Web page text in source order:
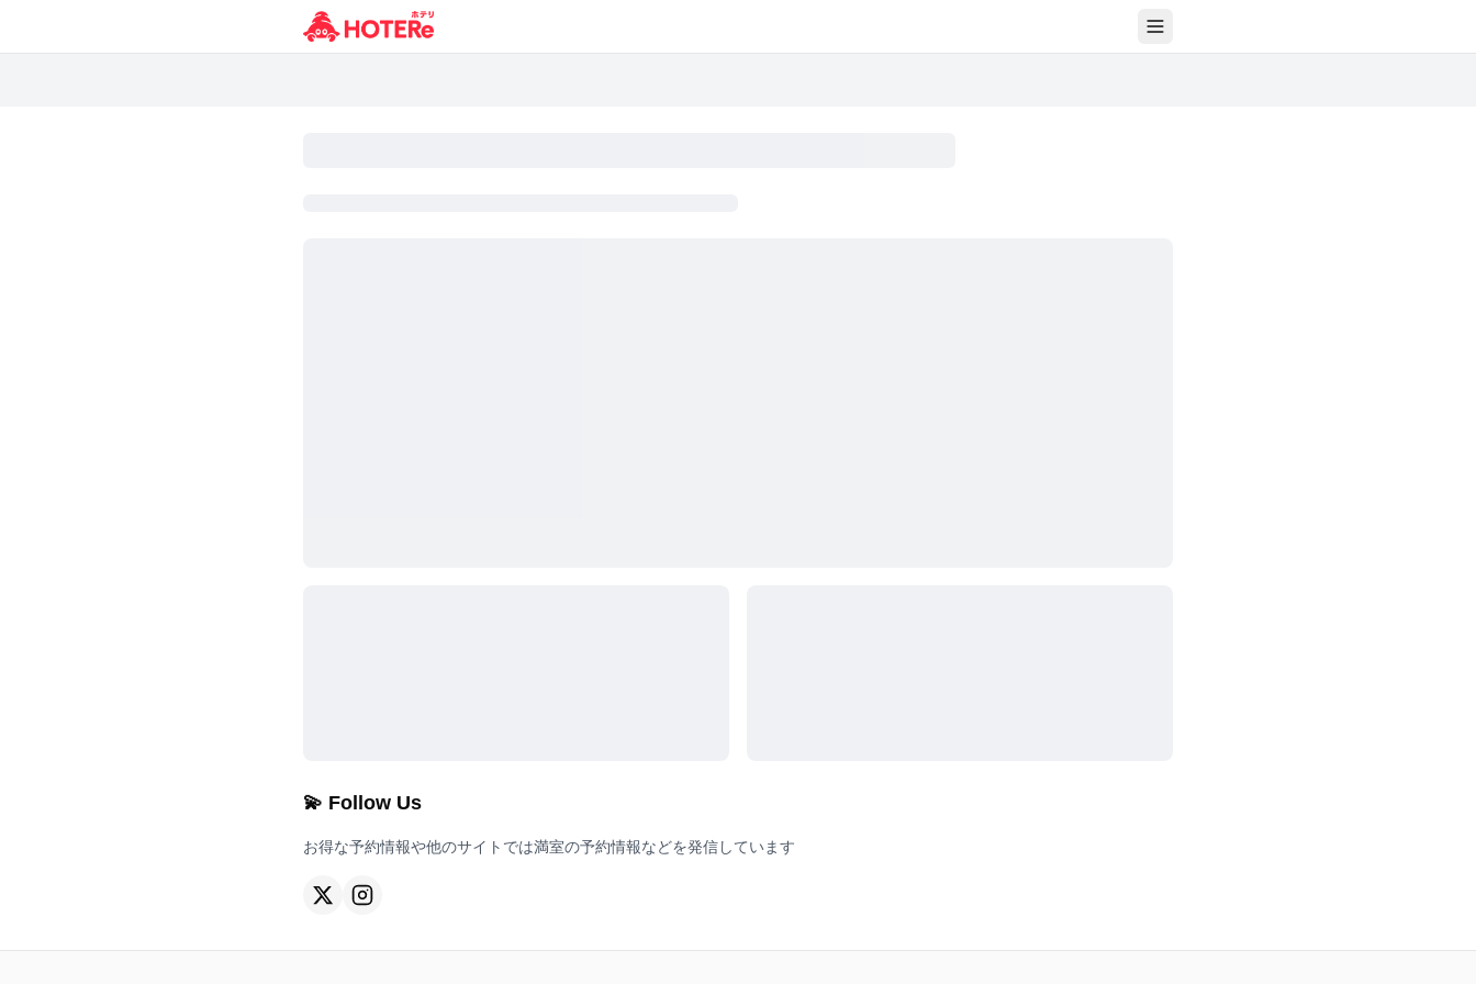
💫 Follow Us
お得な予約情報や他のサイトでは満室の予約情報などを発信しています